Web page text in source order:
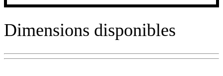
Dimensions disponibles